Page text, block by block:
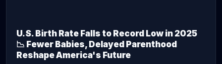
U.S. Birth Rate Falls to Record Low in 2025
📉 Fewer Babies, Delayed Parenthood
Reshape America's Future